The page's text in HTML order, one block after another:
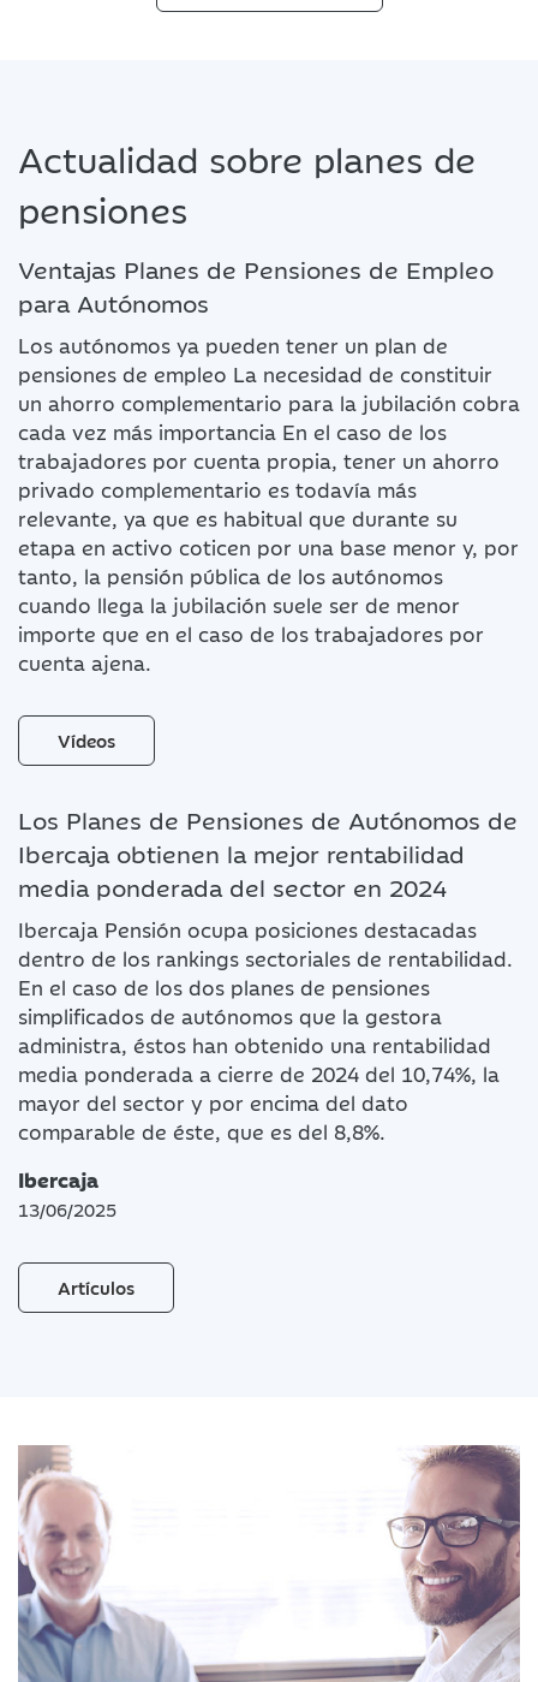
Actualidad sobre planes de
pensiones
Ventajas Planes de Pensiones de Empleo
para Autónomos
Los autónomos ya pueden tener un plan de
pensiones de empleo La necesidad de constituir
un ahorro complementario para la jubilación cobra
cada vez más importancia En el caso de los
trabajadores por cuenta propia, tener un ahorro
privado complementario es todavía más
relevante, ya que es habitual que durante su
etapa en activo coticen por una base menor y, por
tanto, la pensión pública de los autónomos
cuando llega la jubilación suele ser de menor
importe que en el caso de los trabajadores por
cuenta ajena.
Vídeos
Los Planes de Pensiones de Autónomos de
Ibercaja obtienen la mejor rentabilidad
media ponderada del sector en 2024
Ibercaja Pensión ocupa posiciones destacadas
dentro de los rankings sectoriales de rentabilidad.
En el caso de los dos planes de pensiones
simplificados de autónomos que la gestora
administra, éstos han obtenido una rentabilidad
media ponderada a cierre de 2024 del 10,74%, la
mayor del sector y por encima del dato
comparable de éste, que es del 8,8%.
Ibercaja
13/06/2025
Artículos